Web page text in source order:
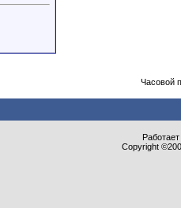
Часовой
Copyright